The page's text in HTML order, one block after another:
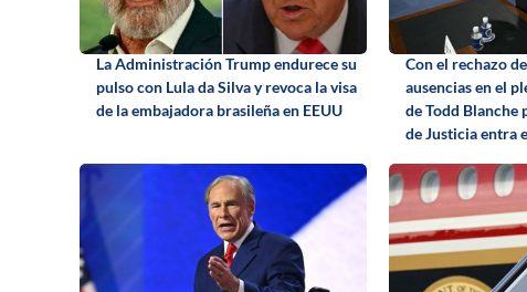
La Administración Trump endurece su
pulso con Lula da Silva y revoca la visa
de la embajadora brasileña en EEUU
Con el rechazo
ausencias en el
de Todd Blanche
de Justicia entra